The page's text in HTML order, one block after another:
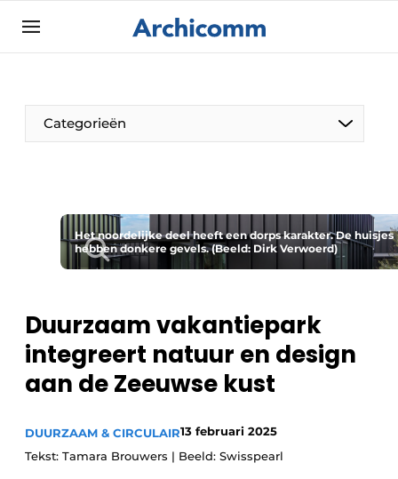
Aanmelden
ArchiComm | Magazine over architectuur,
interieur- & landschapsarchitectuur
Nieuwsbrief
Podcasts
Vacature aanmelden
Vacatures
Video’s
Categorieën
De Pen
Architect Aan het Woord
Het noordelijke deel heeft een dorps karakter. De huisjes
hebben donkere gevels. (Beeld: Dirk Verwoerd)
Duurzaam vakantiepark
integreert natuur en design
aan de Zeeuwse kust
DUURZAAM & CIRCULAIR13 februari 2025
Tekst: Tamara Brouwers | Beeld: Swisspearl